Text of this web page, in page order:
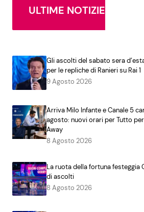
ULTIME NOTIZIE
Gli ascolti del sabato sera
per le repliche di Ranieri su Rai 1
9 Agosto 2026
Arriva Milo Infante e Canale 5
agosto: nuovi orari per Tutto
Away
8 Agosto 2026
La ruota della fortuna festeggia
di ascolti
8 Agosto 2026